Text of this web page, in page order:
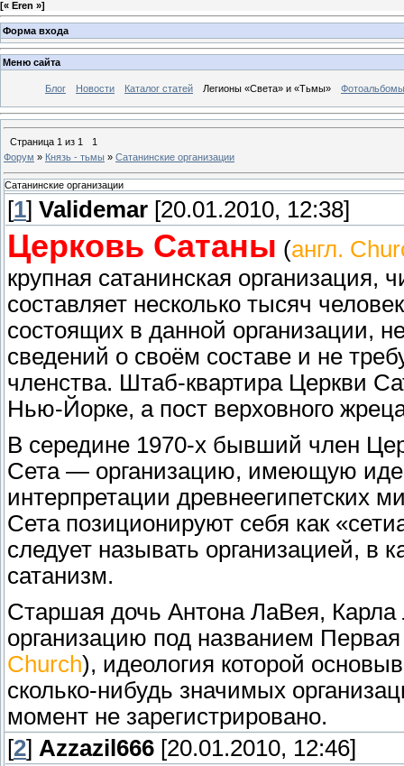
[« Eren »]
Форма входа
Меню сайта
Блог Новости Каталог статей Легионы «Света» и «Тьмы» Фотоальбомы
Страница 1 из 1
1
Форум » Князь - тьмы » Сатанинские организации
Сатанинские организации
[1] Validemar [20.01.2010, 12:38]
Церковь Сатаны (англ.
крупная сатанинская организация,
составляет несколько тысяч
состоящих в данной организации,
сведений о своём составе и не
членства. Штаб-квартира Церкви
Нью-Йорке, а пост верховного
В середине 1970-х бывший член
Сета — организацию, имеющую
интерпретации древнеегипетских
Сета позиционируют себя как
следует называть организацией, в
сатанизм.
Старшая дочь Антона ЛаВея,
организацию под названием
Church), идеология которой
сколько-нибудь значимых
момент не зарегистрировано.
[2] Azzazil666 [20.01.2010, 12:46]